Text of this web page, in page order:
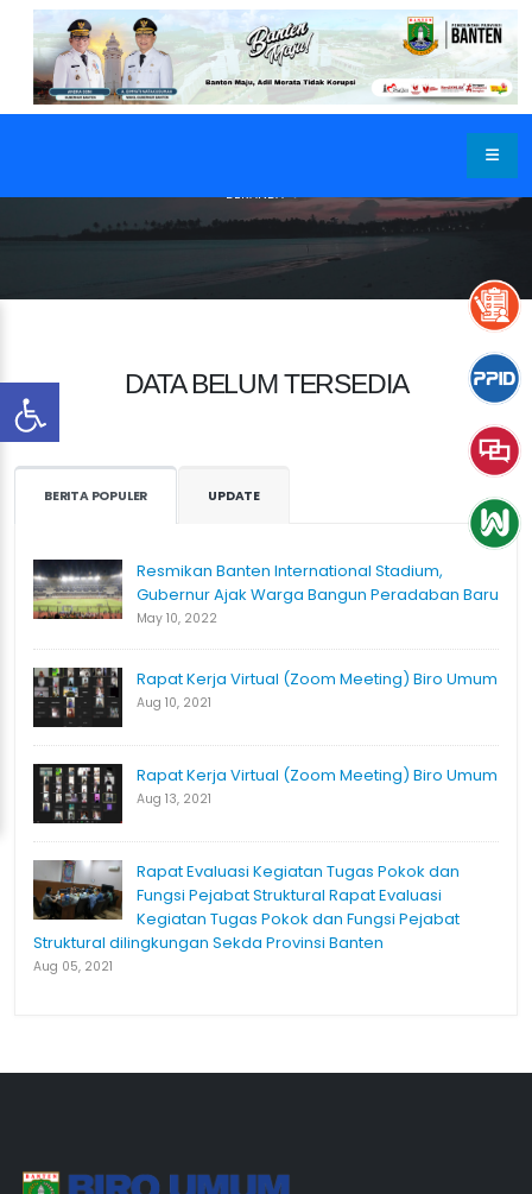
BERANDA
DATA BELUM TERSEDIA
BERITA POPULER UPDATE
Resmikan Banten International Stadium,
Gubernur Ajak Warga Bangun Peradaban Baru
May 10, 2022
Rapat Kerja Virtual (Zoom Meeting) Biro Umum
Aug 10, 2021
Rapat Kerja Virtual (Zoom Meeting) Biro Umum
Aug 13, 2021
Rapat Evaluasi Kegiatan Tugas Pokok dan
Fungsi Pejabat Struktural Rapat Evaluasi
Kegiatan Tugas Pokok dan Fungsi Pejabat
Struktural dilingkungan Sekda Provinsi Banten
Aug 05, 2021